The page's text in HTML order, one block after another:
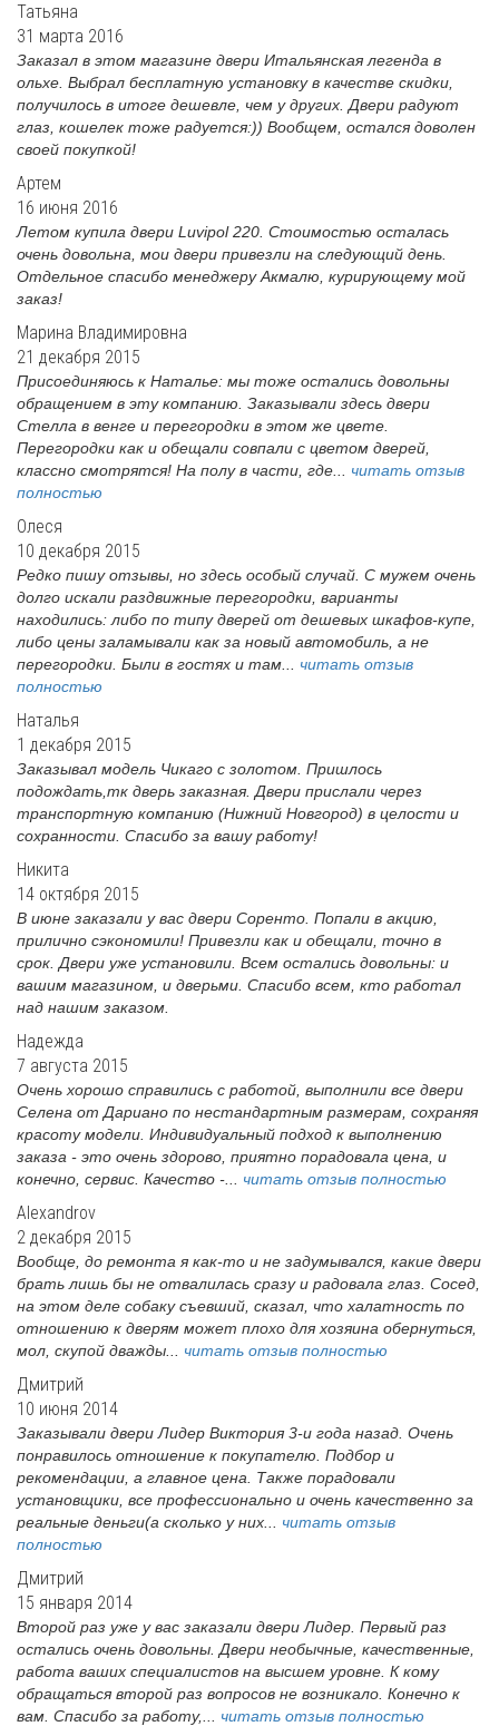
Татьяна
31 марта 2016
Заказал в этом магазине двери Итальянская легенда в
ольхе. Выбрал бесплатную установку в качестве скидки,
получилось в итоге дешевле, чем у других. Двери радуют
глаз, кошелек тоже радуется:)) Вообщем, остался доволен
своей покупкой!
Артем
16 июня 2016
Летом купила двери Luvipol 220. Стоимостью осталась
очень довольна, мои двери привезли на следующий день.
Отдельное спасибо менеджеру Акмалю, курирующему мой
заказ!
Марина Владимировна
21 декабря 2015
Присоединяюсь к Наталье: мы тоже остались довольны
обращением в эту компанию. Заказывали здесь двери
Стелла в венге и перегородки в этом же цвете.
Перегородки как и обещали совпали с цветом дверей,
классно смотрятся! На полу в части, где... читать отзыв
полностью
Олеся
10 декабря 2015
Редко пишу отзывы, но здесь особый случай. С мужем очень
долго искали раздвижные перегородки, варианты
находились: либо по типу дверей от дешевых шкафов-купе,
либо цены заламывали как за новый автомобиль, а не
перегородки. Были в гостях и там... читать отзыв
полностью
Наталья
1 декабря 2015
Заказывал модель Чикаго с золотом. Пришлось
подождать,тк дверь заказная. Двери прислали через
транспортную компанию (Нижний Новгород) в целости и
сохранности. Спасибо за вашу работу!
Никита
14 октября 2015
В июне заказали у вас двери Соренто. Попали в акцию,
прилично сэкономили! Привезли как и обещали, точно в
срок. Двери уже установили. Всем остались довольны: и
вашим магазином, и дверьми. Спасибо всем, кто работал
над нашим заказом.
Надежда
7 августа 2015
Очень хорошо справились с работой, выполнили все двери
Селена от Дариано по нестандартным размерам, сохраняя
красоту модели. Индивидуальный подход к выполнению
заказа - это очень здорово, приятно порадовала цена, и
конечно, сервис. Качество -... читать отзыв полностью
Alexandrov
2 декабря 2015
Вообще, до ремонта я как-то и не задумывался, какие двери
брать лишь бы не отвалилась сразу и радовала глаз. Сосед,
на этом деле собаку съевший, сказал, что халатность по
отношению к дверям может плохо для хозяина обернуться,
мол, скупой дважды... читать отзыв полностью
Дмитрий
10 июня 2014
Заказывали двери Лидер Виктория 3-и года назад. Очень
понравилось отношение к покупателю. Подбор и
рекомендации, а главное цена. Также порадовали
установщики, все профессионально и очень качественно за
реальные деньги(а сколько у них... читать отзыв
полностью
Дмитрий
15 января 2014
Второй раз уже у вас заказали двери Лидер. Первый раз
остались очень довольны. Двери необычные, качественные,
работа ваших специалистов на высшем уровне. К кому
обращаться второй раз вопросов не возникало. Конечно к
вам. Спасибо за работу,... читать отзыв полностью